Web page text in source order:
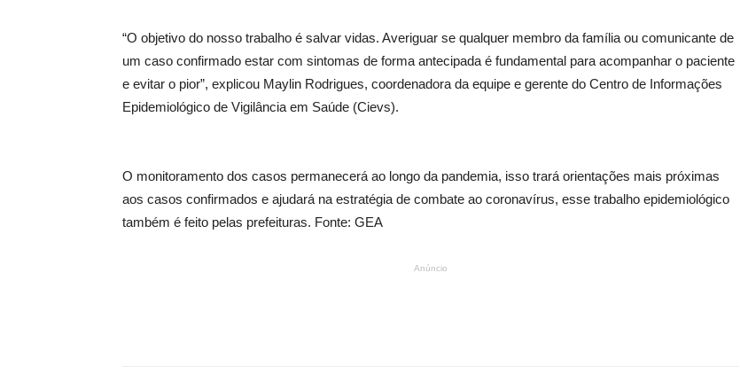
“O objetivo do nosso trabalho é salvar vidas. Averiguar se qualquer membro da família ou comunicante de
um caso confirmado estar com sintomas de forma antecipada é fundamental para acompanhar o paciente
e evitar o pior”, explicou Maylin Rodrigues, coordenadora da equipe e gerente do Centro de Informações
Epidemiológico de Vigilância em Saúde (Cievs).
O monitoramento dos casos permanecerá ao longo da pandemia, isso trará orientações mais próximas
aos casos confirmados e ajudará na estratégia de combate ao coronavírus, esse trabalho epidemiológico
também é feito pelas prefeituras. Fonte: GEA
Anúncio